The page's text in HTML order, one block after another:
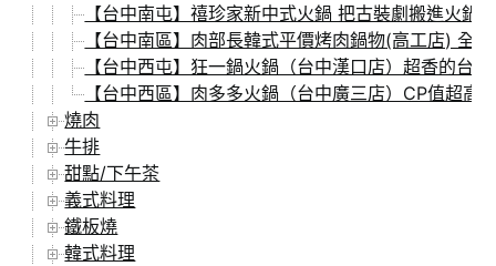
【台中南屯】禧珍家新中式火鍋 把古裝劇搬進火
【台中南區】肉部長韓式平價烤肉鍋物(高工店)
【台中西屯】狂一鍋火鍋（台中漢口店）超香的台
【台中西區】肉多多火鍋（台中廣三店）CP值超
燒肉
牛排
甜點/下午茶
義式料理
鐵板燒
韓式料理